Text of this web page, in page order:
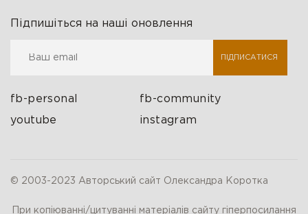
Підпишіться на наші оновлення
ПІДПИСАТИСЯ
fb-personal fb-community
youtube instagram
© 2003-2023 Авторський сайт Олександра Коротка
При копіюванні/цитуванні матеріалів сайту гіперпосилання